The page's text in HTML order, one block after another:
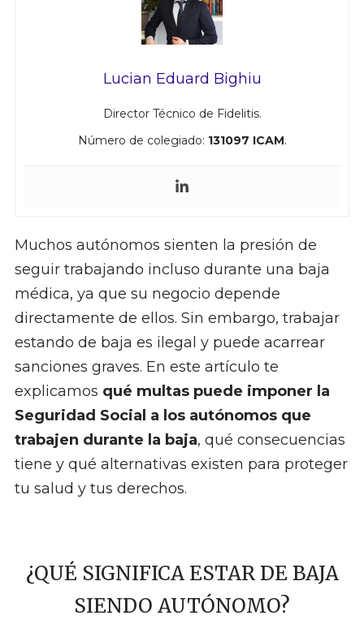
Lucian Eduard Bighiu
Director Técnico de Fidelitis.
Número de colegiado: 131097 ICAM.
Muchos autónomos sienten la presión de
seguir trabajando incluso durante una baja
médica, ya que su negocio depende
directamente de ellos. Sin embargo, trabajar
estando de baja es ilegal y puede acarrear
sanciones graves. En este artículo te
explicamos qué multas puede imponer la
Seguridad Social a los autónomos que
trabajen durante la baja, qué consecuencias
tiene y qué alternativas existen para proteger
tu salud y tus derechos.
¿QUÉ SIGNIFICA ESTAR DE BAJA
SIENDO AUTÓNOMO?